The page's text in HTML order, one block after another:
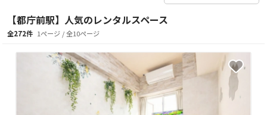
【都庁前駅】人気のレンタルスペース
全272件 1ページ / 全10ページ